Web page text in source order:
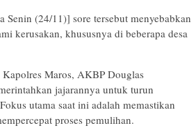
Senin (24/11)] sore tersebut menyebabkan
kerusakan, khususnya di beberapa desa
Maros, AKBP Douglas
jajarannya untuk turun
utama saat ini adalah memastikan
proses pemulihan.